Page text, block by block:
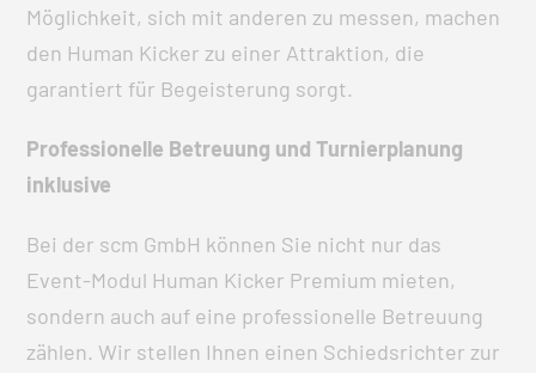
Möglichkeit, sich mit anderen zu messen, machen
den Human Kicker zu einer Attraktion, die
garantiert für Begeisterung sorgt.
Professionelle Betreuung und Turnierplanung
inklusive
Bei der scm GmbH können Sie nicht nur das
Event-Modul Human Kicker Premium mieten,
sondern auch auf eine professionelle Betreuung
zählen. Wir stellen Ihnen einen Schiedsrichter zur